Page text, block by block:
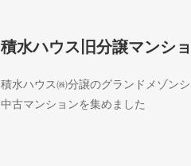
積水ハウス旧分譲マンシ
積水ハウス㈱分譲のグランドメゾン
中古マンションを集めました